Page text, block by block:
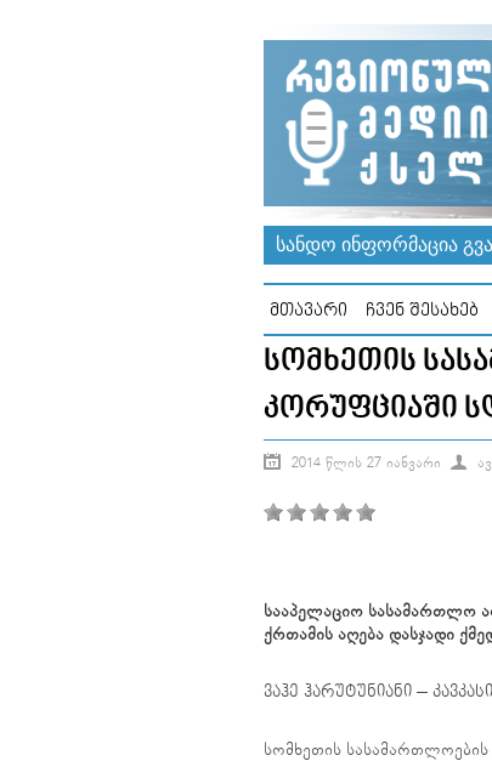
ᲡᲐᲜᲓᲝ ᲘᲜᲤᲝᲠᲛᲐᲪᲘᲐ
ᲛᲗᲐᲕᲐᲠᲘ ᲩᲕᲔᲜ ᲨᲔᲡᲐᲮᲔᲑ
ᲡᲝᲛᲮᲔᲗᲘᲡ
ᲙᲝᲠᲣᲤᲪᲘᲐᲨᲘ
2014 ᲬᲚᲘᲡ 27 ᲘᲐᲜᲕᲐᲠᲘ
სააპელაციო სასამართლო
ქრთამის აღება დასჯადი
ვაჰე ჰარუტუნიანი –
სომხეთის სასამართლოების